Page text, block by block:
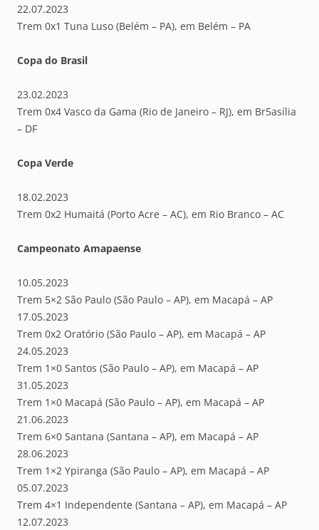
22.07.2023
Trem 0x1 Tuna Luso (Belém – PA), em Belém – PA
Copa do Brasil
23.02.2023
Trem 0x4 Vasco da Gama (Rio de Janeiro – RJ), em Br5asília
– DF
Copa Verde
18.02.2023
Trem 0x2 Humaitá (Porto Acre – AC), em Rio Branco – AC
Campeonato Amapaense
10.05.2023
Trem 5×2 São Paulo (São Paulo – AP), em Macapá – AP
17.05.2023
Trem 0x2 Oratório (São Paulo – AP), em Macapá – AP
24.05.2023
Trem 1×0 Santos (São Paulo – AP), em Macapá – AP
31.05.2023
Trem 1×0 Macapá (São Paulo – AP), em Macapá – AP
21.06.2023
Trem 6×0 Santana (Santana – AP), em Macapá – AP
28.06.2023
Trem 1×2 Ypiranga (São Paulo – AP), em Macapá – AP
05.07.2023
Trem 4×1 Independente (Santana – AP), em Macapá – AP
12.07.2023